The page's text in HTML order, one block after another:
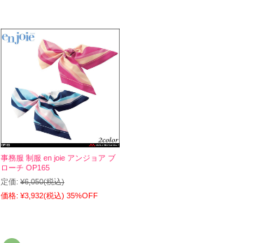
事務服 制服 en joie アンジョア ブ
ローチ OP165
定価: ¥6,050(税込)
価格: ¥3,932(税込) 35%OFF